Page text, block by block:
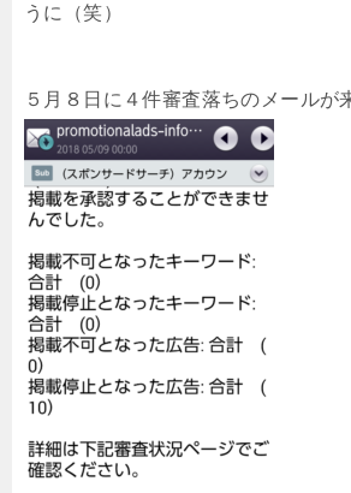
うに（笑）
５月８日に４件審査落ちのメールが